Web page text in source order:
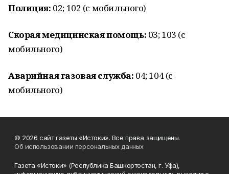
Полиция: 02; 102 (с мобильного)
Скорая медицинская помощь: 03; 103 (с
мобильного)
Аварийная газовая служба: 04; 104 (с
мобильного)
© 2026 сайт газеты «Истоки». Все права защищены.
Об использовании персональных данных
Газета «Истоки» (Республика Башкортостан, г. Уфа),